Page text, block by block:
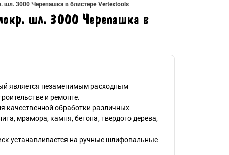
3000 Черепашка в блистере Vertextools
шл. 3000 Черепашка в
является незаменимым расходным
и ремонте.
качественной обработки различных
мрамора, камня, бетона, твердого дерева,
устанавливается на ручные шлифовальные